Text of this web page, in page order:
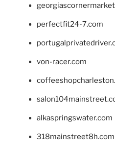
perfectfit24-7.com
von-racer.com
alkaspringswater.com
318mainstreet8h.com